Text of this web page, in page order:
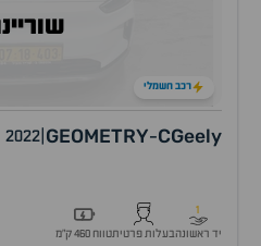
רכב חשמלי
Geely
GEOMETRY-C
2022
1
יד ראשונהבעלות פרטיתטווח 460 ק״מ